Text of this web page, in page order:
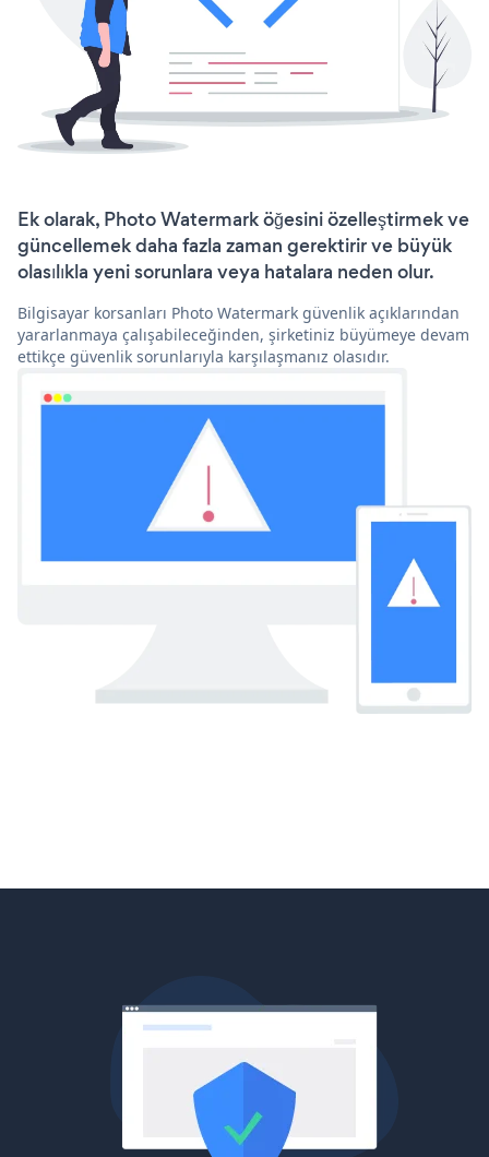
Ek olarak, Photo Watermark öğesini özelleştirmek ve
güncellemek daha fazla zaman gerektirir ve büyük
olasılıkla yeni sorunlara veya hatalara neden olur.
Bilgisayar korsanları Photo Watermark güvenlik açıklarından
yararlanmaya çalışabileceğinden, şirketiniz büyümeye devam
ettikçe güvenlik sorunlarıyla karşılaşmanız olasıdır.